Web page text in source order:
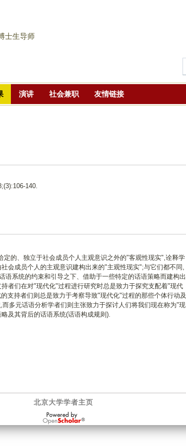
到
主
要
士生导师
演讲 社会兼职 友情链接
140.
的、独立于社会成员个人主观意识之外的"客观性现实",诠释学
会成员个人的主观意识建构出来的"主观性现实";与它们都不同,
系统的约束和引导之下、借助于一些特定的话语策略而建构出
者们在对"现代化"过程进行研究时总是致力于探究支配着"现代
支持者们则总是致力于考察导致"现代化"过程的那些个体行动及
多元话语分析学者们则主张致力于探讨人们将我们现在称为"现
及其背后的话语系统(话语构成规则).
北京大学学者主页
OpenScholar